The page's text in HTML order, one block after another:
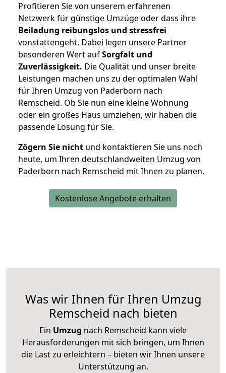
Profitieren Sie von unserem erfahrenen
Netzwerk für günstige Umzüge oder dass ihre
Beiladung reibungslos und stressfrei
vonstattengeht. Dabei legen unsere Partner
besonderen Wert aufSorgfalt und
Zuverlässigkeit. Die Qualität und unser breite
Leistungen machen uns zu der optimalen Wahl
für Ihren Umzug von Paderborn nach
Remscheid. Ob Sie nun eine kleine Wohnung
oder ein großes Haus umziehen, wir haben die
passende Lösung für Sie.
Zögern Sie nicht und kontaktieren Sie uns noch
heute, um Ihren deutschlandweiten Umzug von
Paderborn nach Remscheid mit Ihnen zu planen.
Kostenlose Angebote erhalten
Was wir Ihnen für Ihren Umzug
Remscheid nach bieten
Ein Umzug nach Remscheid kann viele
Herausforderungen mit sich bringen, um Ihnen
die Last zu erleichtern – bieten wir Ihnen unsere
Unterstützung an.